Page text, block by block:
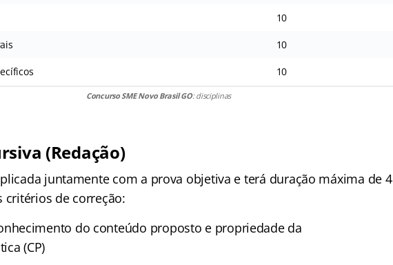
10
10
10
Concurso SME Novo Brasil GO: disciplinas
(Redação)
juntamente com a prova objetiva e terá duração máxima de 4
critérios de correção:
do conteúdo proposto e propriedade da
(CP)